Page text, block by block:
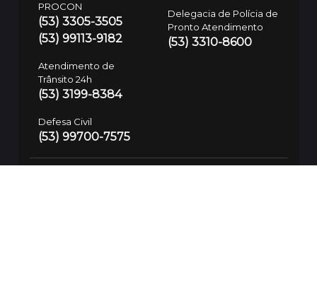
PROCON
(53) 3305-3505
(53) 99113-9182
Atendimento de
Trânsito 24h
(53) 3199-8384
Defesa Civil
(53) 99700-7575
Delegacia de Polícia de
Pronto Atendimento
(53) 3310-8600